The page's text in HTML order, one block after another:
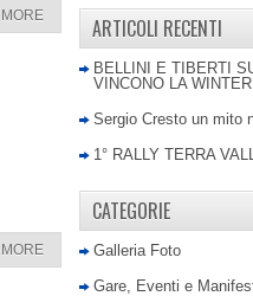
ARTICOLI RECENTI
BELLINI E TIBERTI
VINCONO LA
Sergio Cresto un mito
1° RALLY TERRA
CATEGORIE
Galleria Foto
Gare, Eventi e